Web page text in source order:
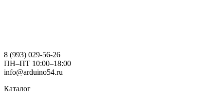
8 (993) 029-56-26
ПН–ПТ 10:00–18:00
info@arduino54.ru
Каталог